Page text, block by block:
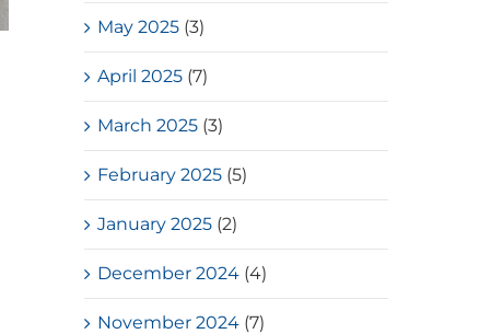
May 2025 (3)
April 2025 (7)
March 2025 (3)
February 2025 (5)
January 2025 (2)
December 2024 (4)
November 2024 (7)